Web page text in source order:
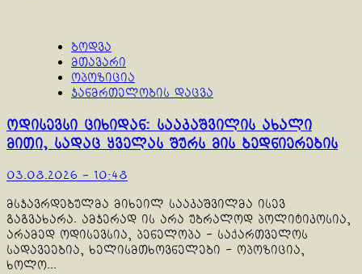
ბოდვა
მთავარი
ოპოზიცია
ჯანმრთელობის დაცვა
ოდისევსი ციხიდან: სააკაშვილის ახალი
მითი, სადაც ყველას შურს მის ბედნიერების
03.08.2026 - 10:48
მსჯავრდებულმა მიხეილ სააკაშვილმა ისევ
გაგვახარა. ამჯერად ის არა უბრალოდ პოლიტიკოსია,
არამედ ოდისევსია, პენელოპა - საქართველოს
სადავეებია, ხელისმთხოვნელები - ოპოზიცია,
ხოლო...